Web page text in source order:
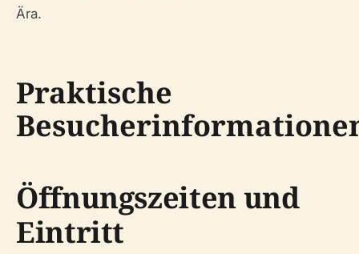
Ära.
Praktische
Öffnungszeiten und
Eintritt